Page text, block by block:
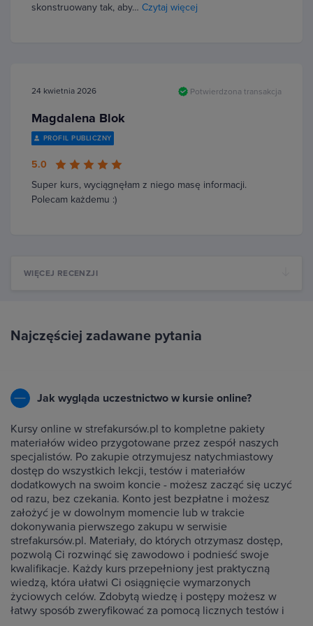
skonstruowany tak, aby… Czytaj więcej
24 kwietnia 2026 Potwierdzona transakcja
Magdalena Blok
PROFIL PUBLICZNY
5.0
Super kurs, wyciągnęłam z niego masę informacji.
Polecam każdemu :)
WIĘCEJ RECENZJI
Najczęściej zadawane pytania
Jak wygląda uczestnictwo w kursie online?
Kursy online w strefakursów.pl to kompletne pakiety
materiałów wideo przygotowane przez zespół naszych
specjalistów. Po zakupie otrzymujesz natychmiastowy
dostęp do wszystkich lekcji, testów i materiałów
dodatkowych na swoim koncie - możesz zacząć się uczyć
od razu, bez czekania. Konto jest bezpłatne i możesz
założyć je w dowolnym momencie lub w trakcie
dokonywania pierwszego zakupu w serwisie
strefakursów.pl. Materiały, do których otrzymasz dostęp,
pozwolą Ci rozwinąć się zawodowo i podnieść swoje
kwalifikacje. Każdy kurs przepełniony jest praktyczną
wiedzą, która ułatwi Ci osiągnięcie wymarzonych
życiowych celów. Zdobytą wiedzę i postępy możesz w
łatwy sposób zweryfikować za pomocą licznych testów i